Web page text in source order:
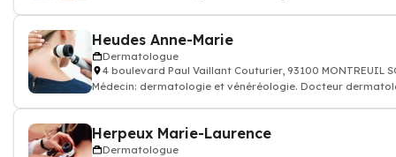
Heudes Anne-Marie
Dermatologue
4 boulevard Paul Vaillant Couturier, 93100 MONTREUIL
Médecin: dermatologie et vénéréologie. Docteur
Herpeux Marie-Laurence
Dermatologue